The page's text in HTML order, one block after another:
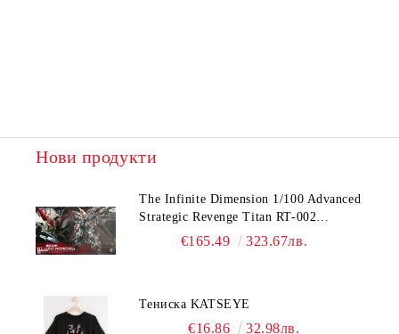
Нови продукти
The Infinite Dimension 1/100 Advanced
Strategic Revenge Titan RT-002
Nemesis€165.49 323.67лв.
Тениска KATSEYE
€16.86 32.98лв.